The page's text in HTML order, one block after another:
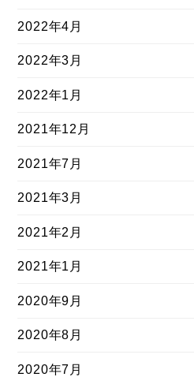
2022年4月
2022年3月
2022年1月
2021年12月
2021年7月
2021年3月
2021年2月
2021年1月
2020年9月
2020年8月
2020年7月